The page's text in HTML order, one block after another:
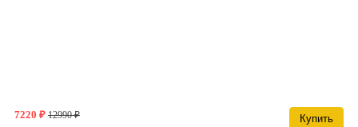
7220 ₽ 12990 ₽
Купить